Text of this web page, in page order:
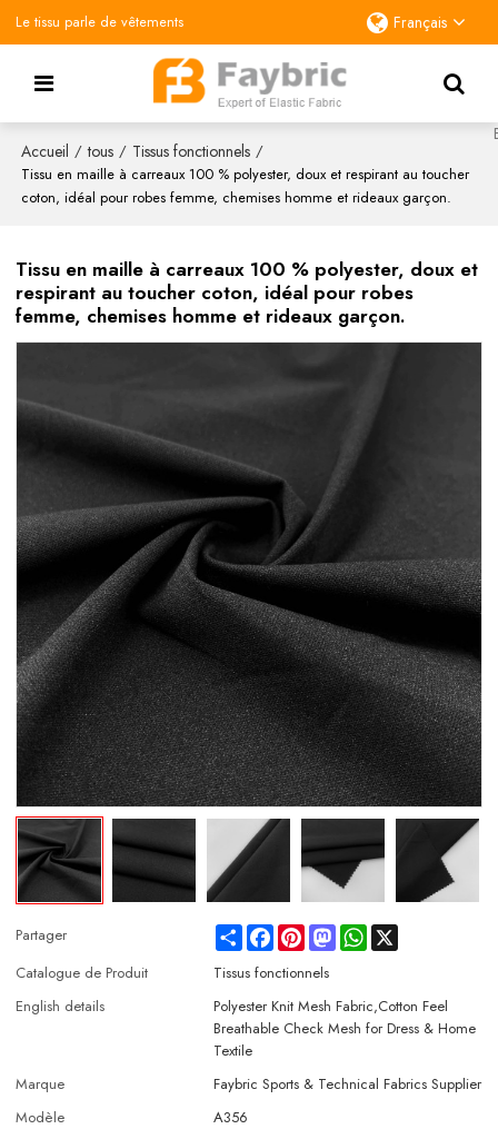
Le tissu parle de vêtements Français
Accueil / tous / Tissus fonctionnels /
Tissu en maille à carreaux 100 % polyester, doux et respirant au toucher
coton, idéal pour robes femme, chemises homme et rideaux garçon.
Tissu en maille à carreaux 100 % polyester, doux et
respirant au toucher coton, idéal pour robes
femme, chemises homme et rideaux garçon.
Partager ShareFacebookPinterestMastodonWhatsApp
Catalogue de Produit
Tissus fonctionnels
English details
Polyester Knit Mesh Fabric,Cotton Feel
Breathable Check Mesh for Dress & Home
Textile
Marque
Faybric Sports & Technical Fabrics Supplier
Modèle
A356